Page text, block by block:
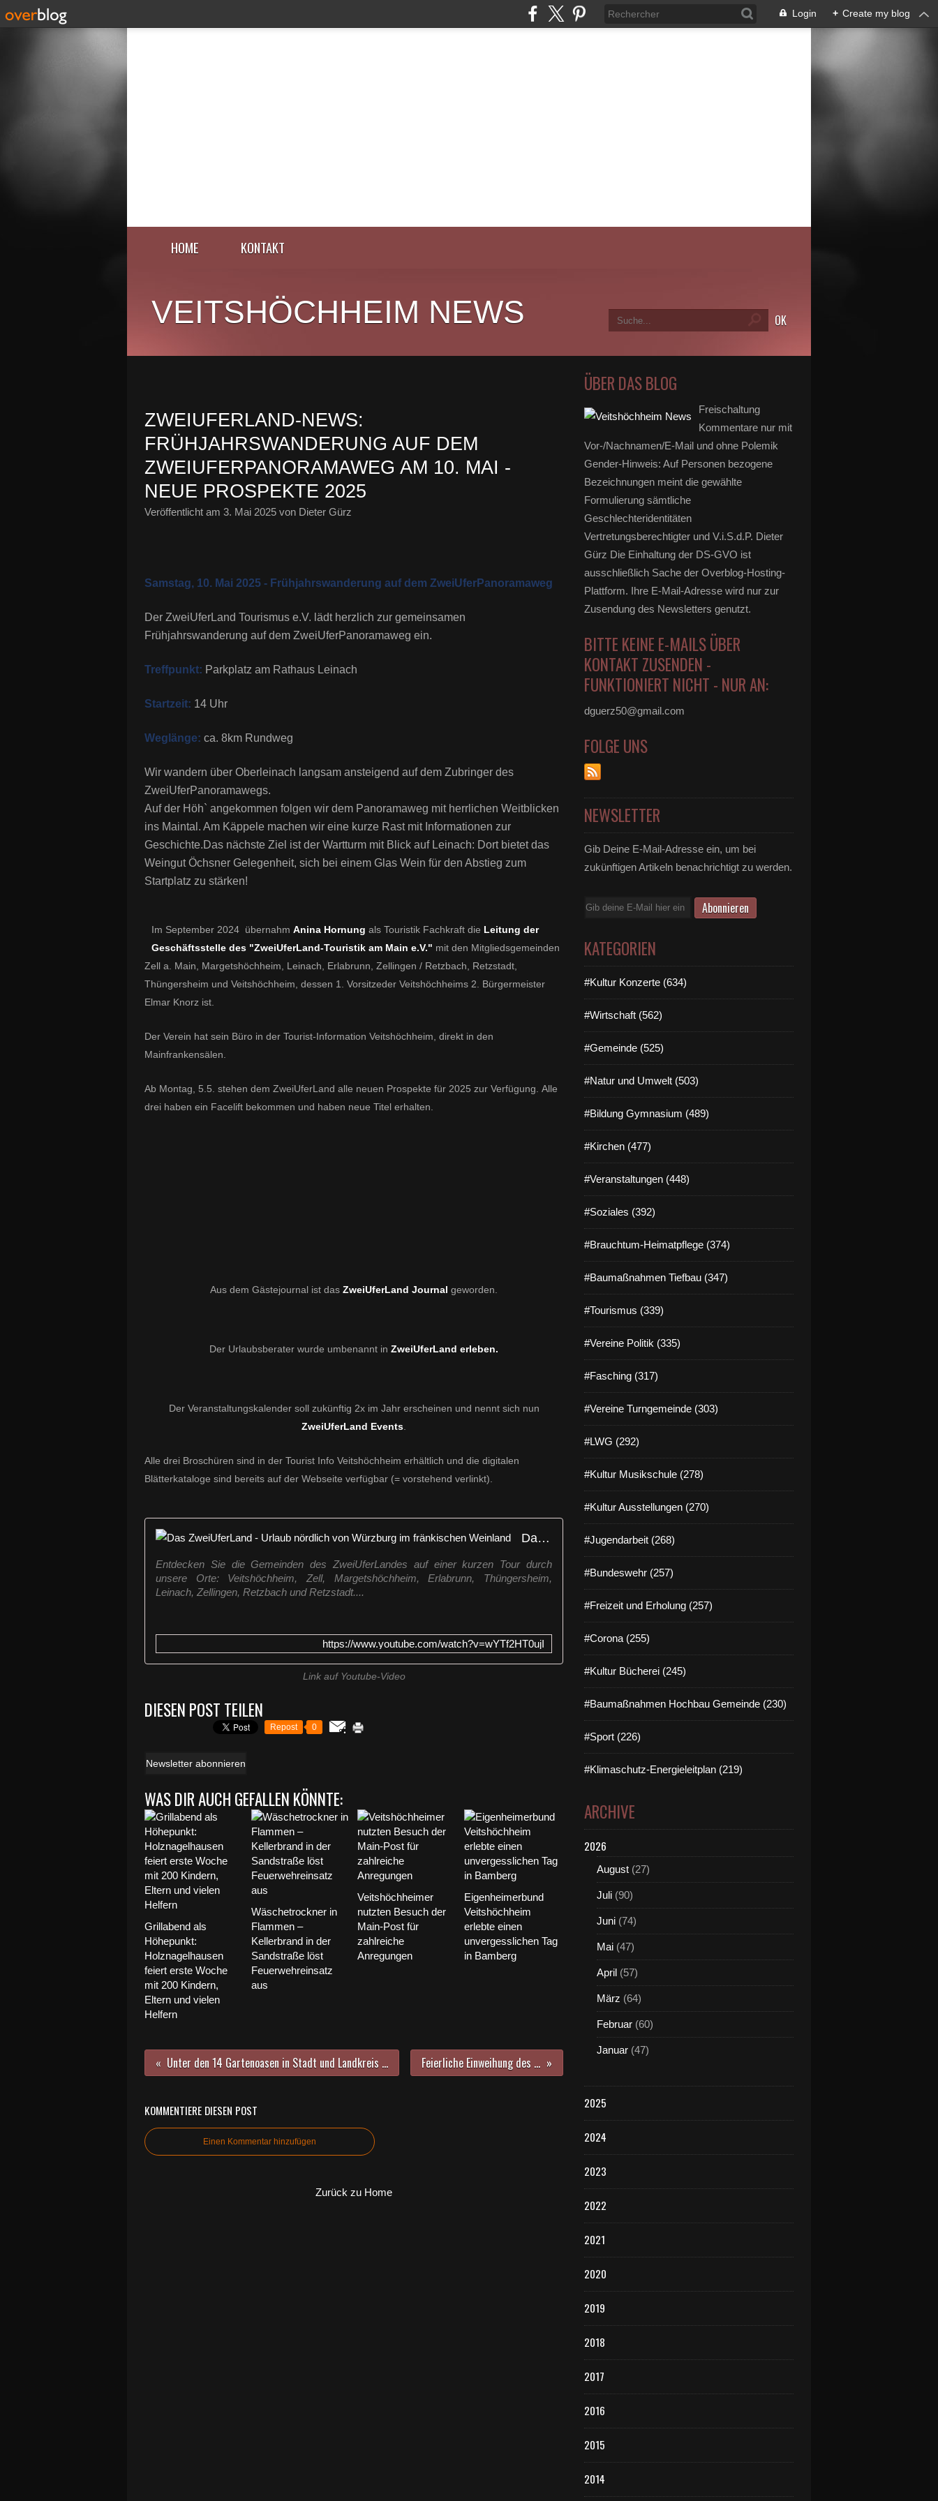
Login + Create my blog
HOME KONTAKT
VEITSHÖCHHEIM NEWS
ZWEIUFERLAND-NEWS:
FRÜHJAHRSWANDERUNG AUF DEM
ZWEIUFERPANORAMAWEG AM 10. MAI -
NEUE PROSPEKTE 2025
Veröffentlicht am 3. Mai 2025 von Dieter Gürz
Samstag, 10. Mai 2025 - Frühjahrswanderung auf dem ZweiUferPanoramaweg
Der ZweiUferLand Tourismus e.V. lädt herzlich zur gemeinsamen
Frühjahrswanderung auf dem ZweiUferPanoramaweg ein.
Treffpunkt: Parkplatz am Rathaus Leinach
Startzeit: 14 Uhr
Weglänge: ca. 8km Rundweg
Wir wandern über Oberleinach langsam ansteigend auf dem Zubringer des
ZweiUferPanoramawegs.
Auf der Höh` angekommen folgen wir dem Panoramaweg mit herrlichen Weitblicken
ins Maintal. Am Käppele machen wir eine kurze Rast mit Informationen zur
Geschichte.Das nächste Ziel ist der Wartturm mit Blick auf Leinach: Dort bietet das
Weingut Öchsner Gelegenheit, sich bei einem Glas Wein für den Abstieg zum
Startplatz zu stärken!
Im September 2024 übernahm Anina Hornung als Touristik Fachkraft die Leitung der
Geschäftsstelle des "ZweiUferLand-Touristik am Main e.V." mit den Mitgliedsgemeinden
Zell a. Main, Margetshöchheim, Leinach, Erlabrunn, Zellingen / Retzbach, Retzstadt,
Thüngersheim und Veitshöchheim, dessen 1. Vorsitzeder Veitshöchheims 2. Bürgermeister
Elmar Knorz ist.
Der Verein hat sein Büro in der Tourist-Information Veitshöchheim, direkt in den
Mainfrankensälen.
Ab Montag, 5.5. stehen dem ZweiUferLand alle neuen Prospekte für 2025 zur Verfügung. Alle
drei haben ein Facelift bekommen und haben neue Titel erhalten.
Aus dem Gästejournal ist das ZweiUferLand Journal geworden.
Der Urlaubsberater wurde umbenannt in ZweiUferLand erleben.
Der Veranstaltungskalender soll zukünftig 2x im Jahr erscheinen und nennt sich nun
ZweiUferLand Events
Alle drei Broschüren sind in der Tourist Info Veitshöchheim erhältlich und die digitalen
Blätterkataloge sind bereits auf der Webseite verfügbar (= vorstehend verlinkt).
Das ZweiUferLand - Urlaub nördlich von Würzburg im fränkischen Weinland
Entdecken Sie die Gemeinden des ZweiUferLandes auf einer kurzen Tour durch
unsere Orte: Veitshöchheim, Zell, Margetshöchheim, Erlabrunn, Thüngersheim,
Leinach, Zellingen, Retzbach und Retzstadt....
https://www.youtube.com/watch?v=wYTf2HT0ujI
Link auf Youtube-Video
DIESEN POST TEILEN
Repost 0
Newsletter abonnieren
WAS DIR AUCH GEFALLEN KÖNNTE:
Grillabend als
Höhepunkt:
Holznagelhausen
feiert erste Woche
mit 200 Kindern,
Eltern und vielen
Helfern
Wäschetrockner in
Flammen –
Kellerbrand in der
Sandstraße löst
Feuerwehreinsatz
aus
Veitshöchheimer
nutzten Besuch der
Main-Post für
zahlreiche
Anregungen
Eigenheimerbund
Veitshöchheim
erlebte einen
unvergesslichen Tag
in Bamberg
Unter den 14 Gartenoasen in Stadt und Landkreis Würzburg können am Tag der offenen Gartentür am Sonntag, 1. Juni 2025 auch zwei in Veitshöchheim bewundert werden Feierliche Einweihung des Höchheimer Mainsteges - Symbol für Verbindung und Gemeinschaft
KOMMENTIERE DIESEN POST
Einen Kommentar hinzufügen
Zurück zu Home
ÜBER DAS BLOG
Freischaltung
Kommentare nur mit
Vor-/Nachnamen/E-Mail und ohne Polemik
Gender-Hinweis: Auf Personen bezogene
Bezeichnungen meint die gewählte
Formulierung sämtliche
Geschlechteridentitäten
Vertretungsberechtigter und V.i.S.d.P. Dieter
Gürz Die Einhaltung der DS-GVO ist
ausschließlich Sache der Overblog-Hosting-
Plattform. Ihre E-Mail-Adresse wird nur zur
Zusendung des Newsletters genutzt.
BITTE KEINE E-MAILS ÜBER
KONTAKT ZUSENDEN -
FUNKTIONIERT NICHT - NUR AN:
dguerz50@gmail.com
FOLGE UNS
NEWSLETTER
Gib Deine E-Mail-Adresse ein, um bei
zukünftigen Artikeln benachrichtigt zu werden.
E-
KATEGORIEN
#Kultur Konzerte (634)
#Wirtschaft (562)
#Gemeinde (525)
#Natur und Umwelt (503)
#Bildung Gymnasium (489)
#Kirchen (477)
#Veranstaltungen (448)
#Soziales (392)
#Brauchtum-Heimatpflege (374)
#Baumaßnahmen Tiefbau (347)
#Tourismus (339)
#Vereine Politik (335)
#Fasching (317)
#Vereine Turngemeinde (303)
#LWG (292)
#Kultur Musikschule (278)
#Kultur Ausstellungen (270)
#Jugendarbeit (268)
#Bundeswehr (257)
#Freizeit und Erholung (257)
#Corona (255)
#Kultur Bücherei (245)
#Baumaßnahmen Hochbau Gemeinde (230)
#Sport (226)
#Klimaschutz-Energieleitplan (219)
ARCHIVE
2026
August (27)
Juli (90)
Juni (74)
Mai (47)
April (57)
März (64)
Februar (60)
Januar (47)
2025
2024
2023
2022
2021
2020
2019
2018
2017
2016
2015
2014